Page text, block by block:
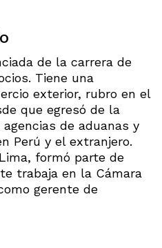
de la carrera de
Tiene una
exterior, rubro en el
que egresó de la
de aduanas y
Perú y el extranjero.
formó parte de
trabaja en la Cámara
gerente de